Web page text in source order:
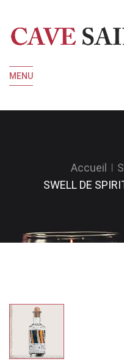
MENU
Accueil
SWELL DE